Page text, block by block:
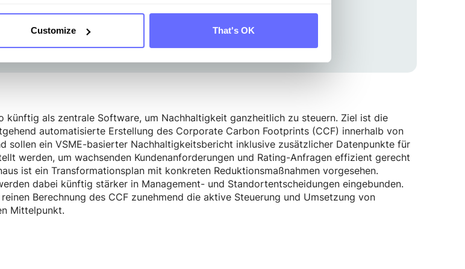
Customize That's OK
künftig als zentrale Software, um Nachhaltigkeit ganzheitlich zu steuern. Ziel ist die
automatisierte Erstellung des Corporate Carbon Footprints (CCF) innerhalb von
sollen ein VSME-basierter Nachhaltigkeitsbericht inklusive zusätzlicher Datenpunkte für
werden, um wachsenden Kundenanforderungen und Rating-Anfragen effizient gerecht
ist ein Transformationsplan mit konkreten Reduktionsmaßnahmen vorgesehen.
dabei künftig stärker in Management- und Standortentscheidungen eingebunden.
Berechnung des CCF zunehmend die aktive Steuerung und Umsetzung von
Mittelpunkt.